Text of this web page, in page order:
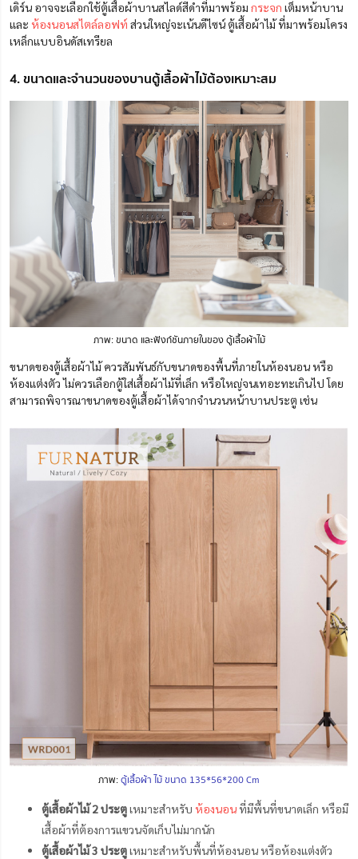
เดิร์น อาจจะเลือกใช้ตู้เสื้อผ้าบานสไลด์สีดำที่มาพร้อม กระจก เต็มหน้าบาน
และ ห้องนอนสไตล์ลอฟท์ ส่วนใหญ่จะเน้นดีไซน์ ตู้เสื้อผ้าไม้ ที่มาพร้อมโครง
เหล็กแบบอินดัสเทรียล
4. ขนาดและจำนวนของบานตู้เสื้อผ้าไม้ต้องเหมาะสม
ภาพ: ขนาด และฟังก์ชันภายในของ ตู้เสื้อผ้าไม้
ขนาดของตู้เสื้อผ้าไม้ ควรสัมพันธ์กับขนาดของพื้นที่ภายในห้องนอน หรือ
ห้องแต่งตัว ไม่ควรเลือกตู้ใส่เสื้อผ้าไม้ที่เล็ก หรือใหญ่จนเทอะทะเกินไป โดย
สามารถพิจารณาขนาดของตู้เสื้อผ้าได้จากจำนวนหน้าบานประตู เช่น
ภาพ:ตู้เสื้อผ้า ไม้ ขนาด 135*56*200 Cm
ตู้เสื้อผ้าไม้ 2 ประตูเหมาะสำหรับ ห้องนอน ที่มีพื้นที่ขนาดเล็ก หรือมี
เสื้อผ้าที่ต้องการแขวนจัดเก็บไม่มากนัก
ตู้เสื้อผ้าไม้ 3 ประตูเหมาะสำหรับพื้นที่ห้องนอน หรือห้องแต่งตัว